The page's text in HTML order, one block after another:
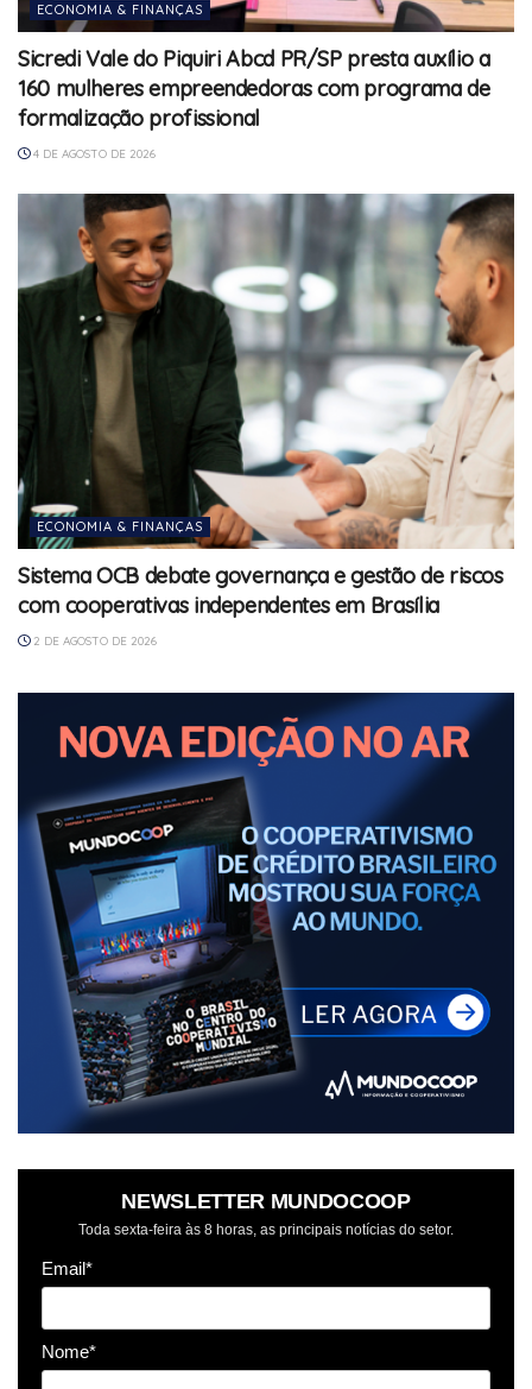
ECONOMIA & FINANÇAS
Sicredi Vale do Piquiri Abcd PR/SP presta auxílio a
160 mulheres empreendedoras com programa de
formalização profissional
4 DE AGOSTO DE 2026
ECONOMIA & FINANÇAS
Sistema OCB debate governança e gestão de riscos
com cooperativas independentes em Brasília
2 DE AGOSTO DE 2026
NEWSLETTER MUNDOCOOP
Toda sexta-feira às 8 horas, as principais notícias do setor.
Email*
Nome*